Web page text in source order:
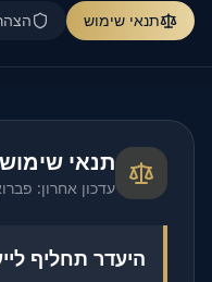
תנאי שימוש
תנאי
עדכון אחרון: פברואר
היעדר תחליף